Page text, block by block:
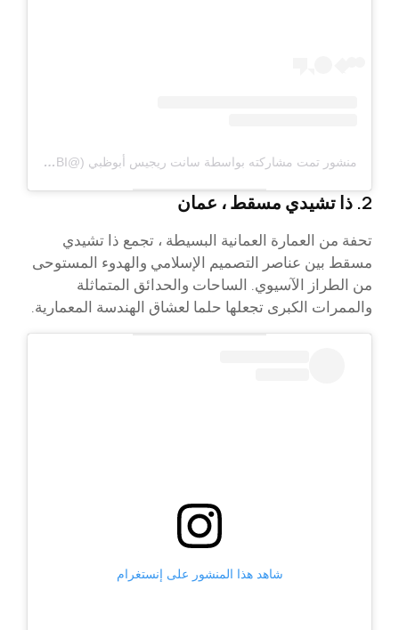
منشور تمت مشاركته بواسطة سانت ريجيس أبوظبي (@STREGISABUDHABI)
2. ذا تشيدي مسقط ، عمان
تحفة من العمارة العمانية البسيطة ، تجمع ذا تشيدي
مسقط بين عناصر التصميم الإسلامي والهدوء المستوحى
من الطراز الآسيوي. الساحات والحدائق المتماثلة
والممرات الكبرى تجعلها حلما لعشاق الهندسة المعمارية.
شاهد هذا المنشور على إنستغرام